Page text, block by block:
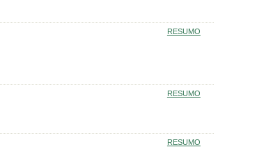
RESUMO
RESUMO
RESUMO